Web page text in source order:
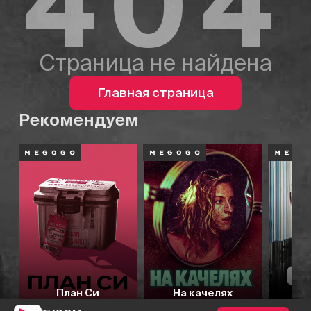
Страница не найдена
Главная страница
Рекомендуем
План Си На качелях